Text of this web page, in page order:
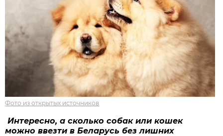
Фото из открытых источников
Интересно, а сколько собак или кошек
можно ввезти в Беларусь без лишних